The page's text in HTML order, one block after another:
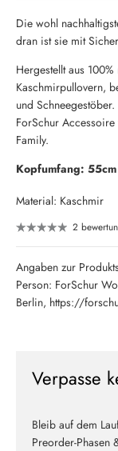
Die wohl
dran ist sie mit
Hergestellt aus
Kaschmirpullovern,
und
ForSchur
Family.
Kopfumfang:
Material: Kaschmir
2
Angaben zur
Person: ForSchur
Berlin, https://
Verpasse
Bleib auf dem
Preorder-Phasen